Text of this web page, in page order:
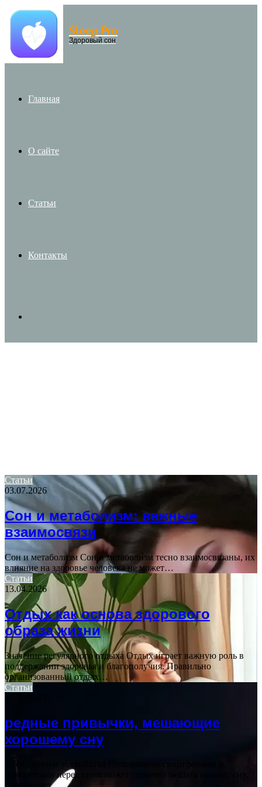
Menu Sleep Pro
Здоровый сон
Главная
О сайте
Статьи
Контакты
Статьи
03.07.2026
Сон и метаболизм: важные
взаимосвязи
Сон и метаболизм Сон и метаболизм тесно взаимосвязаны, их
влияние на здоровье человека не может…
Статьи
13.04.2026
Отдых как основа здорового
образа жизни
Значение регулярного отдыха Отдых играет важную роль в
поддержании здоровья и благополучия. Правильно
организованный отдых…
Статьи
редные привычки, мешающие
хорошему сну
Электронные устройства Пользование смартфонами и
планшетами перед сном может серьезно мешать вашему сну.